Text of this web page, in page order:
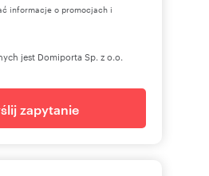
informacje o promocjach i
jest Domiporta Sp. z o.o.
zapytanie